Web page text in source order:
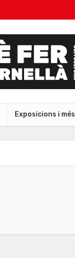
Exposicions i més